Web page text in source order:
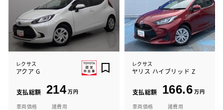
レクサス
アクア G
支払総額 214万円
車両価格
諸費用
レクサス
ヤリス ハイブリッド Z
支払総額 166.6 万円
車両価格
諸費用